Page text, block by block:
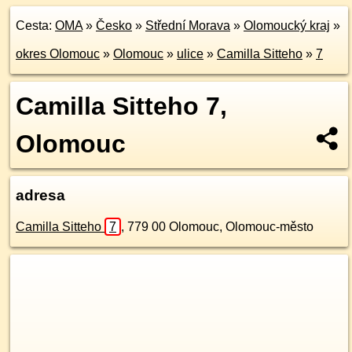
Cesta: OMA» Česko » Střední Morava » Olomoucký kraj »
okres Olomouc » Olomouc » ulice » Camilla Sitteho » 7
Camilla Sitteho 7,
Olomouc
adresa
Camilla Sitteho 7 , 779 00 Olomouc, Olomouc-město